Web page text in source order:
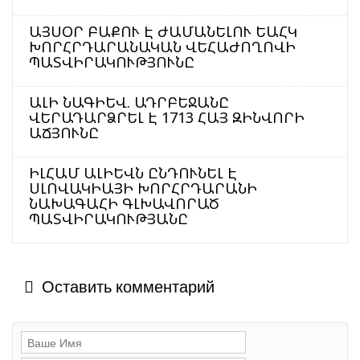
ԱՅՍՕՐ ԲԱՔՈՒ Է ԺԱՄԱՆԵԼՈՒ ԵԱՀԿ
ԽՈՐՀՐԴԱՐԱՆԱԿԱՆ ՎԵՀԱԺՈՂՈՎԻ
ՊԱՏՎԻՐԱԿՈՒԹՅՈՒՆԸ
ԱԼԻ ՆԱԳԻԵՎ. ԱԴՐԲԵՋԱՆԸ
ՎԵՐԱԴԱՐՁՐԵԼ Է 1713 ՀԱՅ ԶԻՆՎՈՐԻ
ԱՃՅՈՒՆԸ
ԻԼՀԱՄ ԱԼԻԵՎՆ ԸՆԴՈՒՆԵԼ Է
ՍԼՈՎԱԿԻԱՅԻ ԽՈՐՀՐԴԱՐԱՆԻ
ՆԱԽԱԳԱՀԻ ԳԼԽԱՎՈՐԱԾ
ՊԱՏՎԻՐԱԿՈՒԹՅԱՆԸ
Оставить комментарий